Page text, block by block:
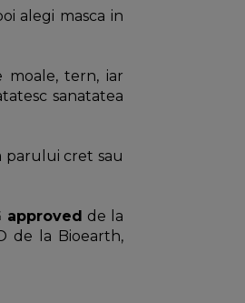
alegi masca in
moale, tern, iar
sanatatea
parului cret sau
approved de la
de la Bioearth,